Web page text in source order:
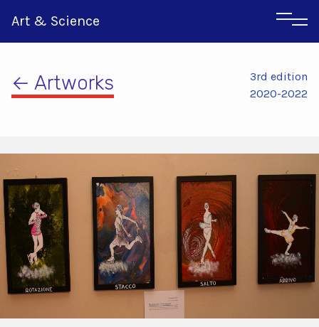
Art & Science
← Artworks
3rd edition
2020-2022